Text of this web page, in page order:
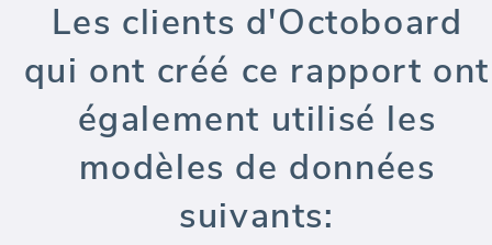
Les clients d'Octoboard
qui ont créé ce rapport ont
également utilisé les
modèles de données
suivants: